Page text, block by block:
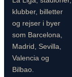
klubber, billetter
og rejser i byer
som Barcelona,
Madrid, Sevilla,
Valencia og
Bilbao.